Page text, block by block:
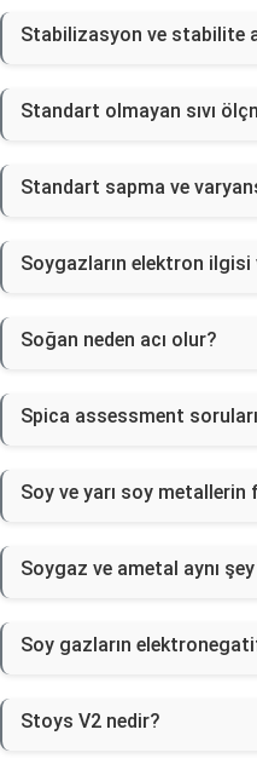
Stabilizasyon ve stabilite
Standart olmayan sıvı
Standart sapma ve
Soygazların elektron ilgisi
Soğan neden acı olur?
Spica assessment
Soy ve yarı soy metallerin
Soygaz ve ametal aynı
Soy gazların
Stoys V2 nedir?